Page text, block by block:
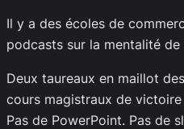
Il y a des écoles de
podcasts sur la mentalité
Deux taureaux en maillot
cours magistraux de
Pas de PowerPoint. Pas de